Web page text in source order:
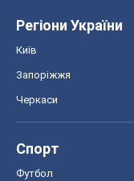
Регіони України
Київ
Запоріжжя
Черкаси
Спорт
Футбол